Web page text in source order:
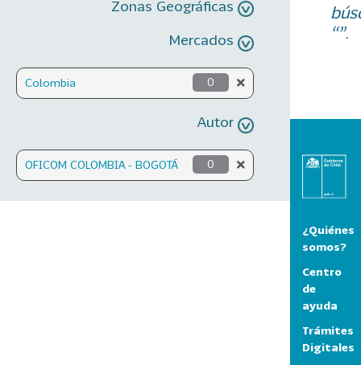
Zonas Geográficas
Mercados
Colombia 0
Autor
OFICOM COLOMBIA - BOGOTÁ 0
“”.
¿Quiénes
somos?
Centro
de
ayuda
Trámites
Digitales